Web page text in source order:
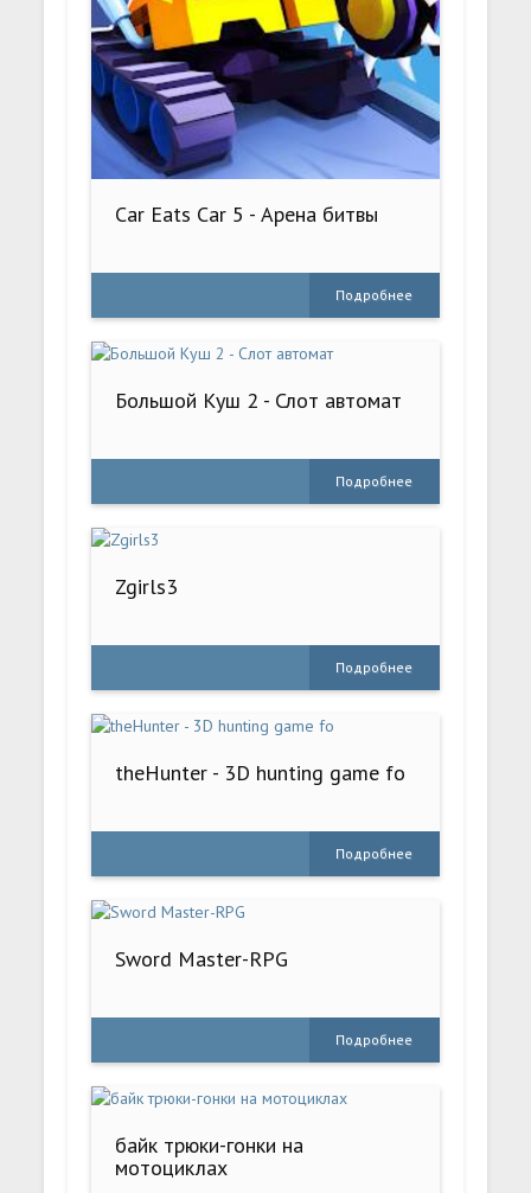
Car Eats Car 5 - Арена битвы
Подробнее
Большой Куш 2 - Слот автомат
Подробнее
Zgirls3
Подробнее
theHunter - 3D hunting game fo
Подробнее
Sword Master-RPG
Подробнее
байк трюки-гонки на
мотоциклах